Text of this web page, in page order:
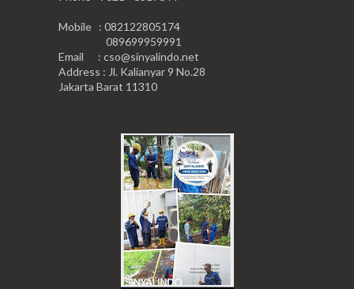
Mobile : 082122805174
089699959991
Email : cso@sinyalindo.net
Address : Jl. Kalianyar 9 No.28
Jakarta Barat 11310